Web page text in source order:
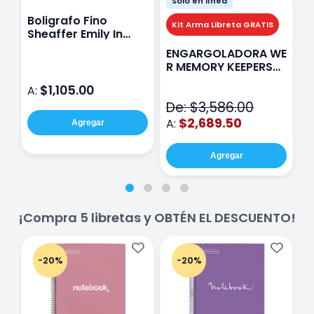
Boligrafo Fino
Sheaffer Emily In
A: $1,105.00
Agregar
Kit Arma Libreta GRATIS
ENGARGOLADORA WE
R MEMORY KEEPERS
De: $3,586.00
A: $2,689.50
Agregar
¡Compra 5 libretas y OBTÉN EL DESCUENTO!
-20% -20%